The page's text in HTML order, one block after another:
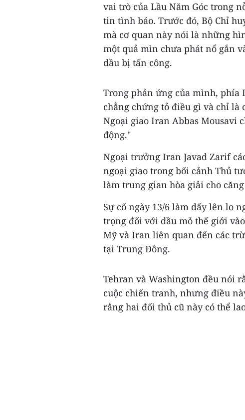
vai trò của Lầu Năm Góc trong
tin tình báo. Trước đó, Bộ Chỉ
mà cơ quan này nói là những
một quả mìn chưa phát nổ gắn
dầu bị tấn công.
Trong phản ứng của mình, phía
chẳng chứng tỏ điều gì và chỉ là
Ngoại giao Iran Abbas Mousavi
động."
Ngoại trưởng Iran Javad Zarif
ngoại giao trong bối cảnh Thủ
làm trung gian hòa giải cho
Sự cố ngày 13/6 làm dấy lên lo
trọng đối với dầu mỏ thế giới
Mỹ và Iran liên quan đến các
tại Trung Đông.
Tehran và Washington đều nói
cuộc chiến tranh, nhưng điều
rằng hai đối thủ cũ này có thể